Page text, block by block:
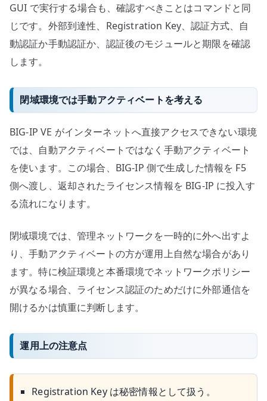
GUI で実行する場合も、確認すべきことはコマンドと同
じです。外部到達性、Registration Key、認証方式、自
動認証か手動認証か、認証後のモジュールと期限を確認
します。
閉域環境では手動アクティベートを考える
BIG-IP VE がインターネットへ直接アクセスできない環境
では、自動アクティベートではなく手動アクティベート
を使います。この場合、BIG-IP 側で生成した情報を F5
側へ渡し、返却されたライセンス情報を BIG-IP に投入す
る流れになります。
閉域環境では、管理ネットワークを一時的に外へ出すよ
り、手動アクティベートの方が運用上自然な場合があり
ます。特に検証環境と本番環境でネットワークポリシー
が異なる場合、ライセンス認証のためだけに外部通信を
開けるかは慎重に判断します。
運用上の注意点
Registration Key は秘密情報として扱う。